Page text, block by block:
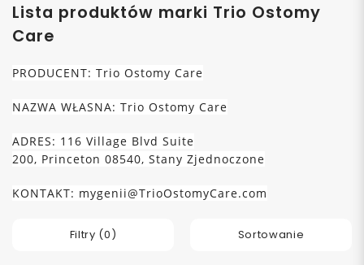
Lista produktów marki Trio Ostomy
Care
PRODUCENT: Trio Ostomy Care
NAZWA WŁASNA: Trio Ostomy Care
ADRES: 116 Village Blvd Suite
200, Princeton 08540, Stany Zjednoczone
KONTAKT: mygenii@TrioOstomyCare.com
Filtry (0) Sortowanie